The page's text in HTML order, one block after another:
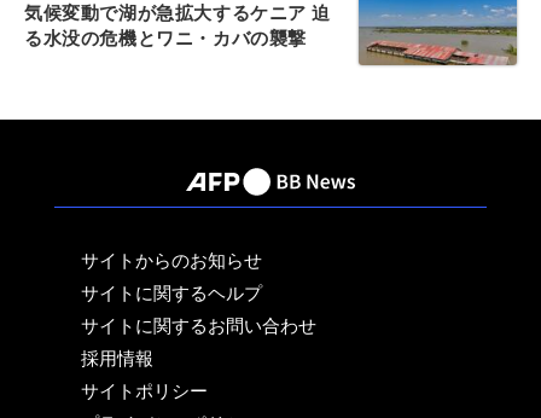
気候変動で湖が急拡大するケニア 迫
る水没の危機とワニ・カバの襲撃
サイトからのお知らせ
サイトに関するヘルプ
サイトに関するお問い合わせ
採用情報
サイトポリシー